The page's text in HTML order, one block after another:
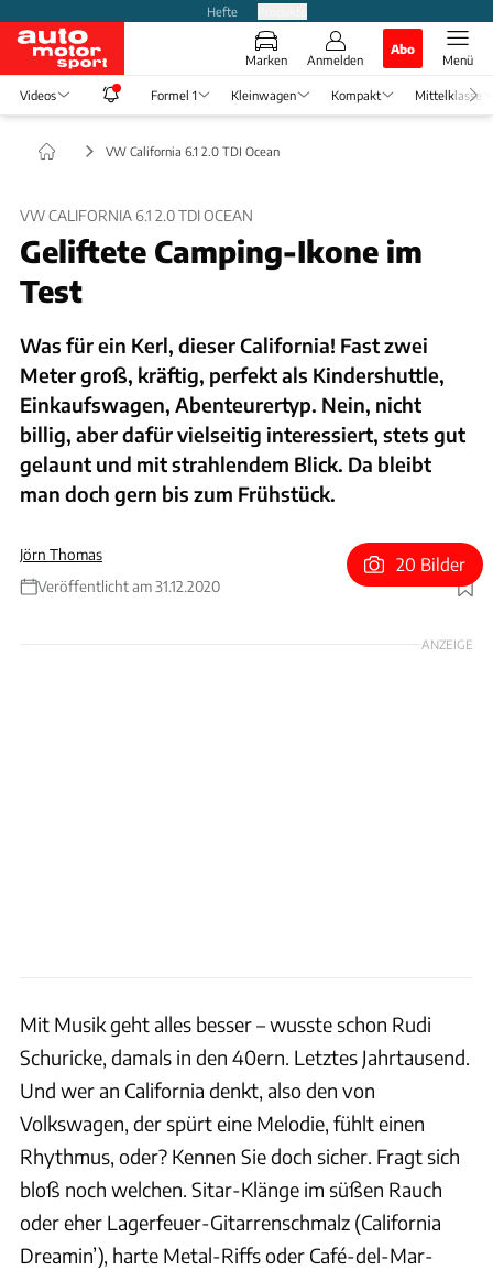
Hefte
Marken Anmelden
Abo
Menü
Videos Formel 1 Kleinwagen Kompakt Mittelklasse
VW California 6.1 2.0 TDI Ocean
VW CALIFORNIA 6.1 2.0 TDI OCEAN
Geliftete Camping-Ikone im
Test
Was für ein Kerl, dieser California! Fast zwei
Meter groß, kräftig, perfekt als Kindershuttle,
Einkaufswagen, Abenteurertyp. Nein, nicht
billig, aber dafür vielseitig interessiert, stets gut
gelaunt und mit strahlendem Blick. Da bleibt
man doch gern bis zum Frühstück.
Jörn Thomas
Veröffentlicht am 31.12.2020
Foto: Max Balázs
20 Bilder
ANZEIGE
Mit Musik geht alles besser – wusste schon Rudi
Schuricke, damals in den 40ern. Letztes Jahrtausend.
Und wer an California denkt, also den von
Volkswagen, der spürt eine Melodie, fühlt einen
Rhythmus, oder? Kennen Sie doch sicher. Fragt sich
bloß noch welchen. Sitar-Klänge im süßen Rauch
oder eher Lagerfeuer-Gitarrenschmalz (California
Dreamin’), harte Metal-Riffs oder Café-del-Mar-